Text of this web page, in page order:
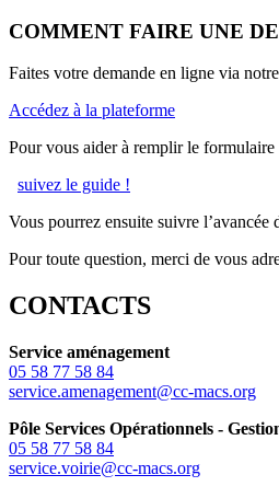
COMMENT FAIRE UNE
Faites votre demande en ligne via
Accédez à la plateforme
Pour vous aider à remplir le formulaire
suivez le guide !
Vous pourrez ensuite suivre
Pour toute question, merci de vous
CONTACTS
Service aménagement
05 58 77 58 84
service.amenagement@cc-macs.org
Pôle Services Opérationnels -
05 58 77 58 84
service.voirie@cc-macs.org